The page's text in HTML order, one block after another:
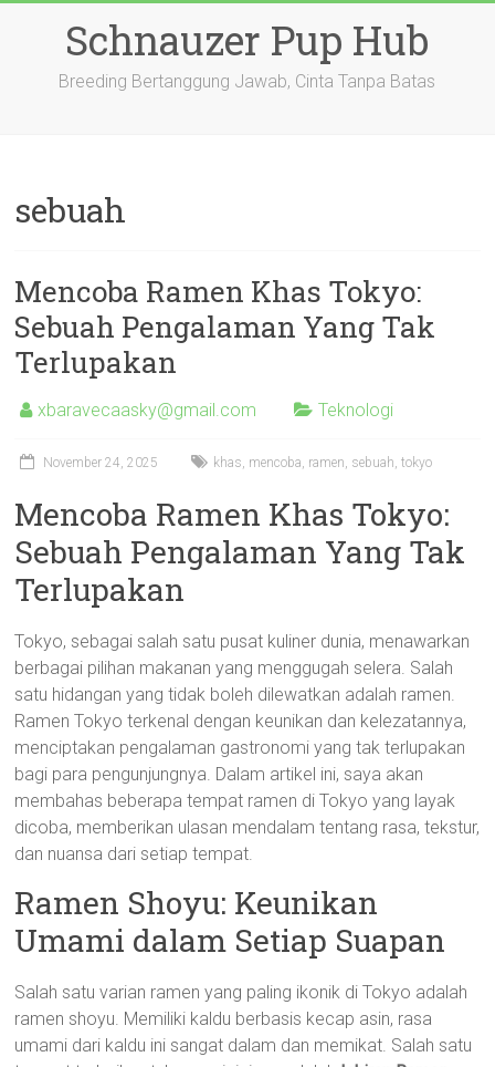
Schnauzer Pup Hub
Breeding Bertanggung Jawab, Cinta Tanpa Batas
sebuah
Mencoba Ramen Khas Tokyo:
Sebuah Pengalaman Yang Tak
Terlupakan
xbaravecaasky@gmail.com Teknologi
November 24, 2025 khas, mencoba, ramen, sebuah,tokyo
Mencoba Ramen Khas Tokyo:
Sebuah Pengalaman Yang Tak
Terlupakan
Tokyo, sebagai salah satu pusat kuliner dunia, menawarkan
berbagai pilihan makanan yang menggugah selera. Salah
satu hidangan yang tidak boleh dilewatkan adalah ramen.
Ramen Tokyo terkenal dengan keunikan dan kelezatannya,
menciptakan pengalaman gastronomi yang tak terlupakan
bagi para pengunjungnya. Dalam artikel ini, saya akan
membahas beberapa tempat ramen di Tokyo yang layak
dicoba, memberikan ulasan mendalam tentang rasa, tekstur,
dan nuansa dari setiap tempat.
Ramen Shoyu: Keunikan
Umami dalam Setiap Suapan
Salah satu varian ramen yang paling ikonik di Tokyo adalah
ramen shoyu. Memiliki kaldu berbasis kecap asin, rasa
umami dari kaldu ini sangat dalam dan memikat. Salah satu